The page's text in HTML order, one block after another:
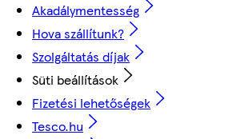
Akadálymentesség
Hova szállítunk?
Szolgáltatás díjak
Süti beállítások
Fizetési lehetőségek
Tesco.hu